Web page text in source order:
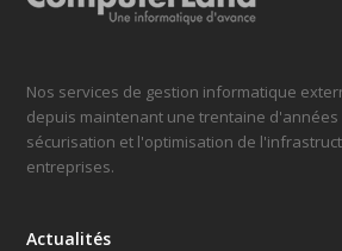
Nos services de gestion informatique
depuis maintenant une trentaine d'années
sécurisation et l'optimisation de
entreprises.
Actualités